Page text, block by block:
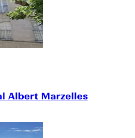
Albert Marzelles